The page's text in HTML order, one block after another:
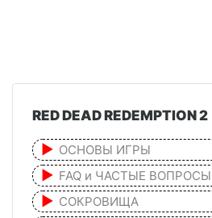
RED DEAD REDEMPTION 2
ОСНОВЫ ИГРЫ
FAQ и ЧАСТЫЕ ВОПРОСЫ
СОКРОВИЩА